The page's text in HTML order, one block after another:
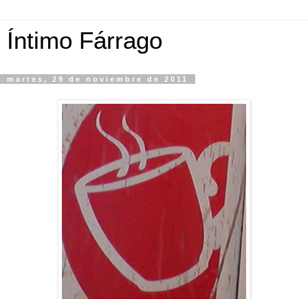
Íntimo Fárrago
martes, 29 de noviembre de 2011